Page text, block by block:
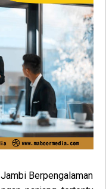
Jambi Berpengalaman